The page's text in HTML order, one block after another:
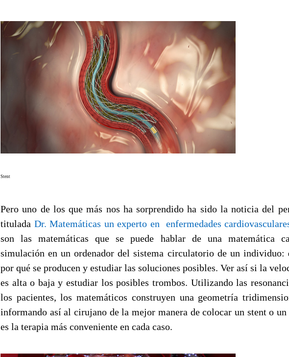
Stent
Pero uno de los que más nos ha sorprendido ha sido la noticia del
titulada Dr. Matemáticas un experto en enfermedades
son las matemáticas que se puede hablar de una matemática
simulación en un ordenador del sistema circulatorio de un individuo:
por qué se producen y estudiar las soluciones posibles. Ver así si la
es alta o baja y estudiar los posibles trombos. Utilizando las
los pacientes, los matemáticos construyen una geometría
informando así al cirujano de la mejor manera de colocar un stent o un
es la terapia más conveniente en cada caso.